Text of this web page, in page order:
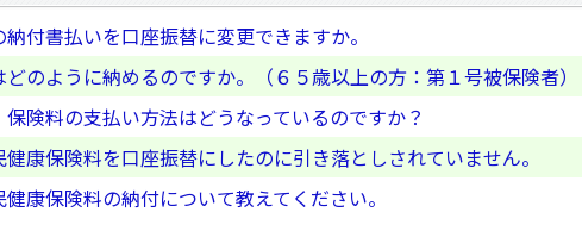
付書払いを口座振替に変更できますか。
のように納めるのですか。（６５歳以上の方：第１号被保険者）
保険料の支払い方法はどうなっているのですか？
健康保険料を口座振替にしたのに引き落としされていません。
健康保険料の納付について教えてください。